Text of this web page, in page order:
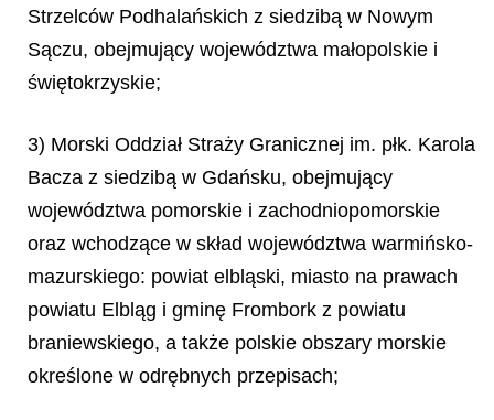
Strzelców Podhalańskich z siedzibą w Nowym
Sączu, obejmujący województwa małopolskie i
świętokrzyskie;
3) Morski Oddział Straży Granicznej im. płk. Karola
Bacza z siedzibą w Gdańsku, obejmujący
województwa pomorskie i zachodniopomorskie
oraz wchodzące w skład województwa warmińsko-
mazurskiego: powiat elbląski, miasto na prawach
powiatu Elbląg i gminę Frombork z powiatu
braniewskiego, a także polskie obszary morskie
określone w odrębnych przepisach;